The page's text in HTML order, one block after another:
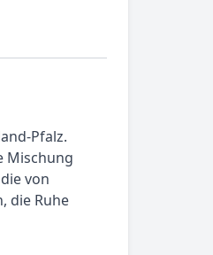
Pfalz.
Mischung
von
die Ruhe